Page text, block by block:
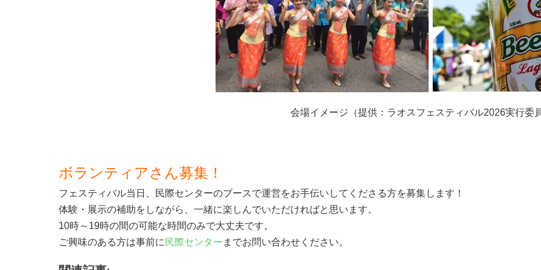
会場イメージ（提供：ラオスフェスティバル2026実行委
ボランティアさん募集！
フェスティバル当日、民際センターのブースで運営をお手伝いしてくださる方を募集します！
体験・展示の補助をしながら、一緒に楽しんでいただければと思います。
10時～19時の間の可能な時間のみで大丈夫です。
ご興味のある方は事前に 民際センター までお問い合わせください。